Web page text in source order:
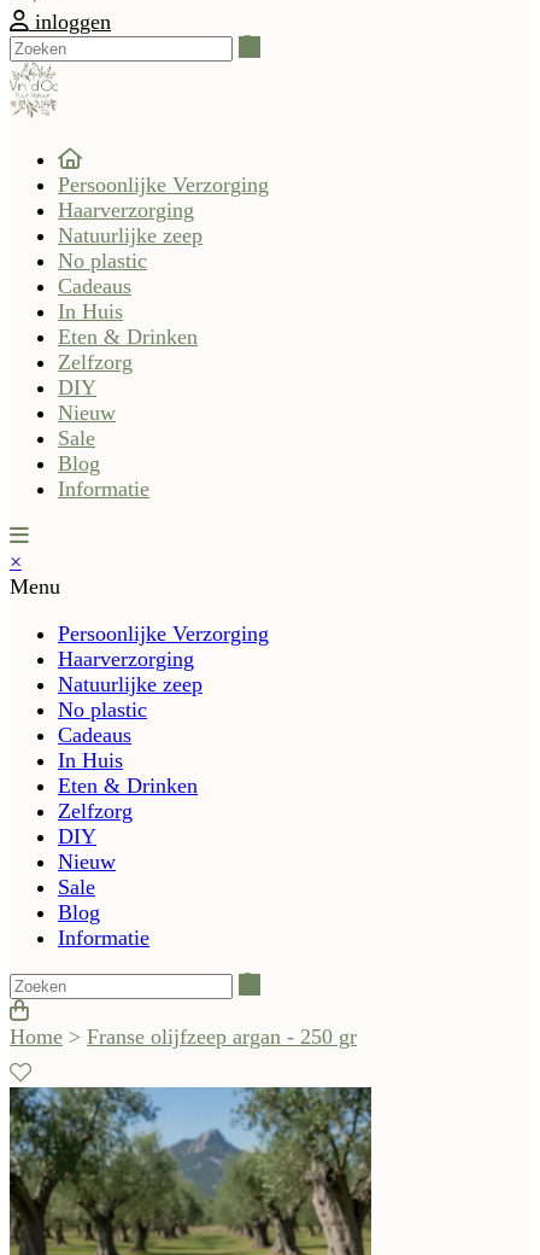
inloggen
Persoonlijke Verzorging
Haarverzorging
Natuurlijke zeep
No plastic
Cadeaus
In Huis
Eten & Drinken
Zelfzorg
DIY
Nieuw
Sale
Blog
Informatie
×
Menu
Persoonlijke Verzorging
Haarverzorging
Natuurlijke zeep
No plastic
Cadeaus
In Huis
Eten & Drinken
Zelfzorg
DIY
Nieuw
Sale
Blog
Informatie
Home > Franse olijfzeep argan - 250 gr